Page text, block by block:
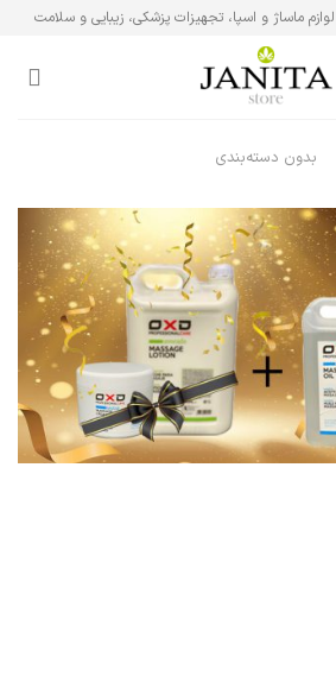
ماساژ و اسپا، تجهیزات پزشکی، زیبایی و سلامت
بدون دسته‌بندی